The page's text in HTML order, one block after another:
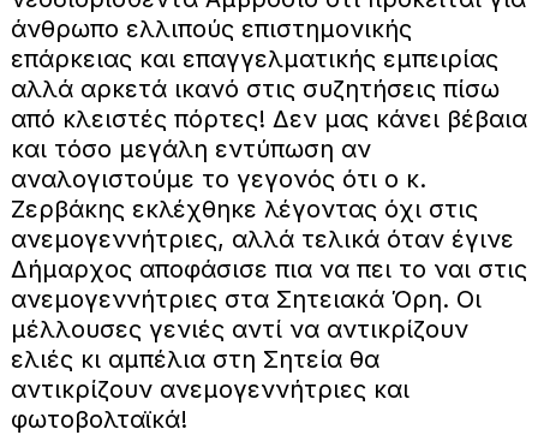
άνθρωπο ελλιπούς επιστημονικής
επάρκειας και επαγγελματικής εμπειρίας
αλλά αρκετά ικανό στις συζητήσεις πίσω
από κλειστές πόρτες! Δεν μας κάνει βέβαια
και τόσο μεγάλη εντύπωση αν
αναλογιστούμε το γεγονός ότι ο κ.
Ζερβάκης εκλέχθηκε λέγοντας όχι στις
ανεμογεννήτριες, αλλά τελικά όταν έγινε
Δήμαρχος αποφάσισε πια να πει το ναι στις
ανεμογεννήτριες στα Σητειακά Όρη. Οι
μέλλουσες γενιές αντί να αντικρίζουν
ελιές κι αμπέλια στη Σητεία θα
αντικρίζουν ανεμογεννήτριες και
φωτοβολταϊκά!